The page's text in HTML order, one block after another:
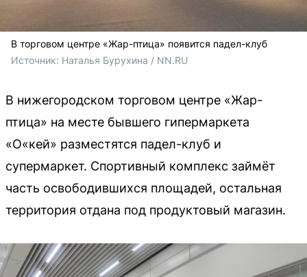
В торговом центре «Жар-птица» появится падел-клуб
Источник: Наталья Бурухина / NN.RU
В нижегородском торговом центре «Жар-
птица» на месте бывшего гипермаркета
«О«кей» разместятся падел-клуб и
супермаркет. Спортивный комплекс займёт
часть освободившихся площадей, остальная
территория отдана под продуктовый магазин.